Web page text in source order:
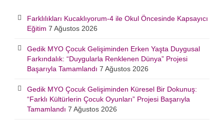
Farklılıkları Kucaklıyorum-4 ile Okul Öncesinde Kapsayıcı
Eğitim 7 Ağustos 2026
Gedik MYO Çocuk Gelişiminden Erken Yaşta Duygusal
Farkındalık: “Duygularla Renklenen Dünya” Projesi
Başarıyla Tamamlandı 7 Ağustos 2026
Gedik MYO Çocuk Gelişiminden Küresel Bir Dokunuş:
“Farklı Kültürlerin Çocuk Oyunları” Projesi Başarıyla
Tamamlandı 7 Ağustos 2026